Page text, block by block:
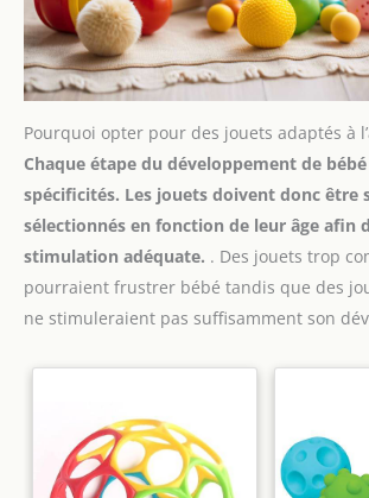
Pourquoi opter pour des jouets adaptés à
Chaque étape du développement de
spécificités. Les jouets doivent donc être
sélectionnés en fonction de leur âge afin
stimulation adéquate. . Des jouets trop
pourraient frustrer bébé tandis que des
ne stimuleraient pas suffisamment son